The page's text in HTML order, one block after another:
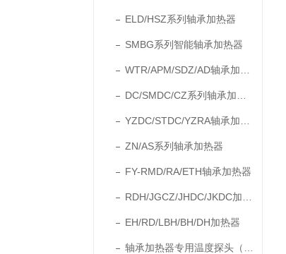
ELD/HSZ系列轴承加热器
SMBG系列智能轴承加热器
ZN/AS系列轴承加热器
FY-RMD/RA/ETH轴承加热器
EH/RD/LBH/BH/DH加热器